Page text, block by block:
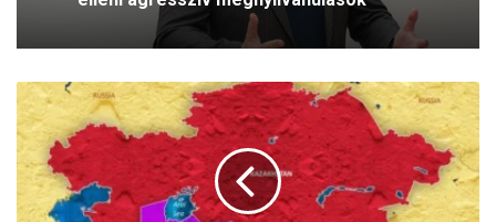
rendszeressé váltak a keresztények
elleni agresszív megnyilvánulások
A szívhangrendelet bizonyítottan
mentett már életeket
r
á
s